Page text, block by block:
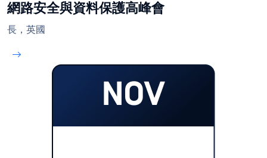
網路安全與資料保護高峰會
長，英國